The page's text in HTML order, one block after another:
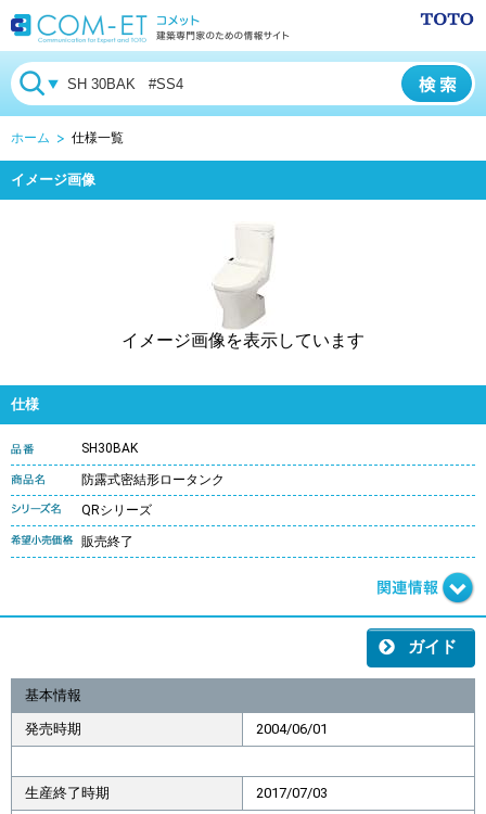
ホーム 仕様一覧
イメージ画像
イメージ画像を表示しています
仕様
SH30BAK
防露式密結形ロータンク
QRシリーズ
販売終了
ガイド
基本情報
発売時期 2004/06/01
生産終了時期 2017/07/03